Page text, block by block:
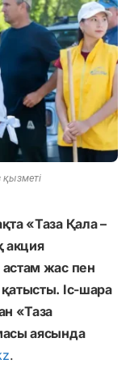
қызметі
«Таза Қала –
акция
жас пен
Іс-шара
«Таза
аясында
.